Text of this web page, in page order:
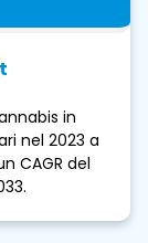
in
nel 2023 a
CAGR del